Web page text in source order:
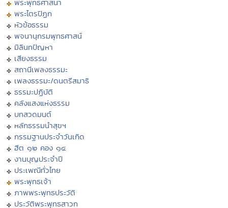
พระพุทธศาสนา
พระไตรปิฏก
หัวข้อธรรม
พจนานุกรมพุทธศาสน์
มิลินทปัญหา
เสียงธรรม
สถานีเพลงธรรมะ
เพลงธรรมะ/ดนตรีสมาธิ
ธรรมะปฏิบัติ
คลังแสงแห่งธรรม
บทสวดมนต์
หลักธรรมนำสุขฯ
กรรมฐานประจำวันเกิด
ฮีต ๑๒ คอง ๑๔
งานบุญประจำปี
ประเพณีทั่วไทย
พระพุทธเจ้า
ภาพพระพุทธประวัติ
ประวัติพระพุทธสาวก